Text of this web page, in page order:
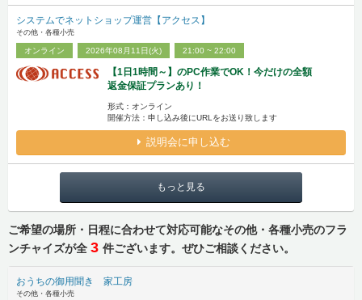
システムでネットショップ運営【アクセス】
その他・各種小売
オンライン 2026年08月11日(火) 21:00 ~ 22:00
【1日1時間～】のPC作業でOK！今だけの全額
返金保証プランあり！
形式：オンライン
開催方法：申し込み後にURLをお送り致します
説明会に申し込む
もっと見る
ご希望の場所・日程に合わせて対応可能なその他・各種小売のフラ
ンチャイズが全 3 件ございます。ぜひご相談ください。
おうちの御用聞き 家工房
その他・各種小売